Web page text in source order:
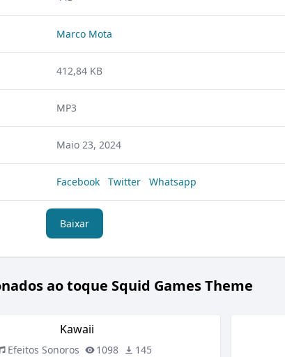
Marco Mota
412,84 KB
MP3
Maio 23, 2024
Facebook Twitter Whatsapp
Baixar
ao toque Squid Games Theme
Kawaii
Efeitos Sonoros 1098 145